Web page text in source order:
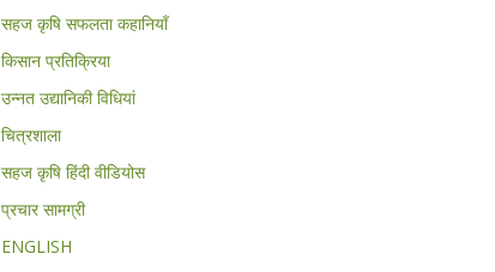
सहज कृषि सफलता कहानियाँ
किसान प्रतिक्रिया
उन्नत उद्यानिकी विधियां
चित्रशाला
सहज कृषि हिंदी वीडियोस
प्रचार सामग्री
ENGLISH